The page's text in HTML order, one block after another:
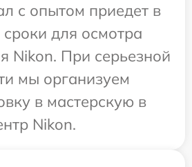
с опытом приедет в
для осмотра
Nikon. При серьезной
мы организуем
в мастерскую в
Nikon.